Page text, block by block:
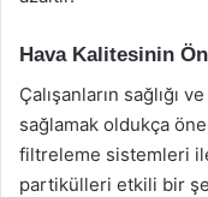
Hava Kalitesinin
Çalışanların sağlığı
sağlamak oldukça
filtreleme sistemleri
partikülleri etkili bir